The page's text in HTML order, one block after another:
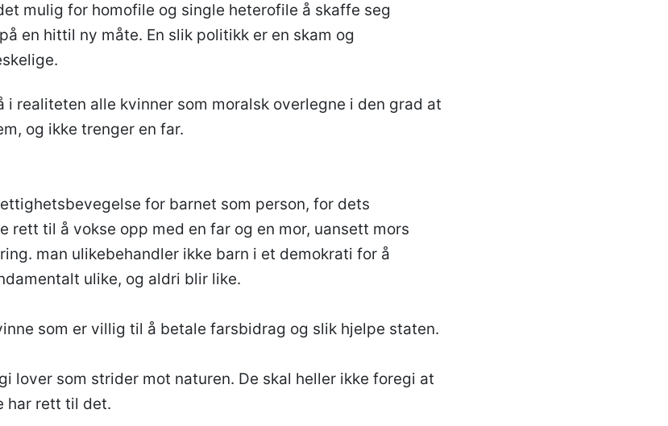
mulig for homofile og single heterofile å skaffe seg
en hittil ny måte. En slik politikk er en skam og
i realiteten alle kvinner som moralsk overlegne i den grad at
og ikke trenger en far.
for barnet som person, for dets
rett til å vokse opp med en far og en mor, uansett mors
man ulikebehandler ikke barn i et demokrati for å
ulike, og aldri blir like.
som er villig til å betale farsbidrag og slik hjelpe staten.
lover som strider mot naturen. De skal heller ikke foregi at
har rett til det.